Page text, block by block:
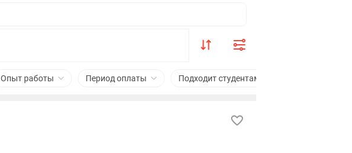
Опыт работы Период оплаты Подходит студентам